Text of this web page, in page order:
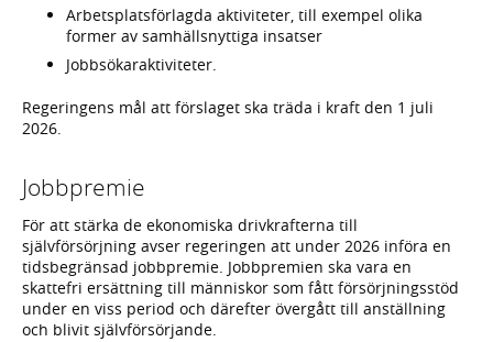
Arbetsplatsförlagda aktiviteter, till exempel olika
former av samhällsnyttiga insatser
Jobbsökaraktiviteter.
Regeringens mål att förslaget ska träda i kraft den 1 juli
2026.
Jobbpremie
För att stärka de ekonomiska drivkrafterna till
självförsörjning avser regeringen att under 2026 införa en
tidsbegränsad jobbpremie. Jobbpremien ska vara en
skattefri ersättning till människor som fått försörjningsstöd
under en viss period och därefter övergått till anställning
och blivit självförsörjande.